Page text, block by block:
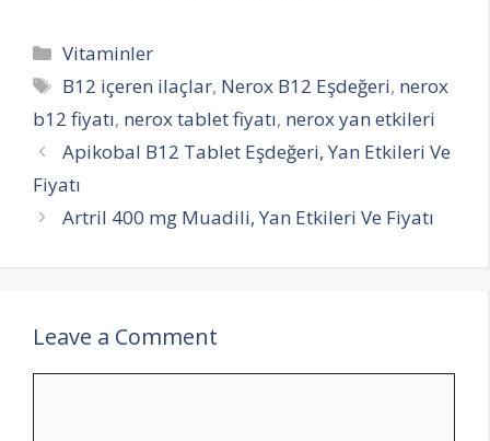
Categories
Vitaminler
Tags
B12 içeren ilaçlar, Nerox B12 Eşdeğeri, nerox
b12 fiyatı, nerox tablet fiyatı, nerox yan etkileri
Apikobal B12 Tablet Eşdeğeri, Yan Etkileri Ve
Fiyatı
Artril 400 mg Muadili, Yan Etkileri Ve Fiyatı
Leave a Comment